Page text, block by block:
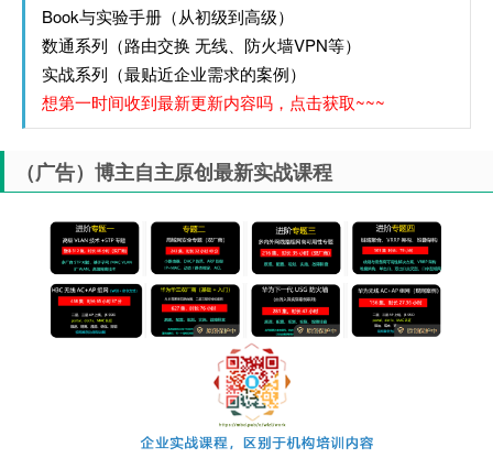
Book与实验手册（从初级到高级）
数通系列（路由交换 无线、防火墙VPN等）
实战系列（最贴近企业需求的案例）
想第一时间收到最新更新内容吗，点击获取~~~
（广告）博主自主原创最新实战课程